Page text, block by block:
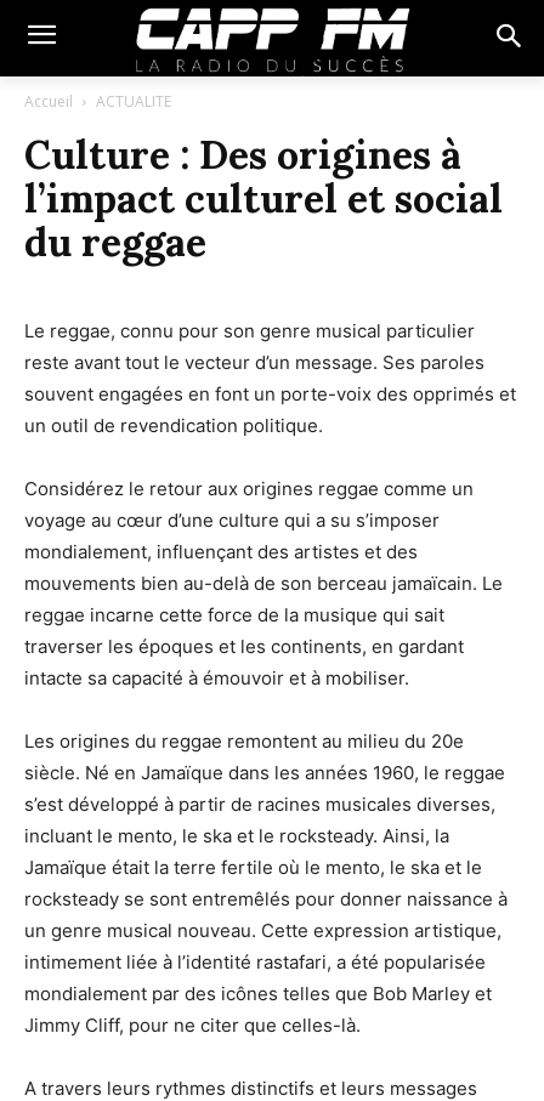
Accueil ACTUALITE
Culture : Des origines à
l’impact culturel et social
du reggae
Le reggae, connu pour son genre musical particulier
reste avant tout le vecteur d’un message. Ses paroles
souvent engagées en font un porte-voix des opprimés et
un outil de revendication politique.
Considérez le retour aux origines reggae comme un
voyage au cœur d’une culture qui a su s’imposer
mondialement, influençant des artistes et des
mouvements bien au-delà de son berceau jamaïcain. Le
reggae incarne cette force de la musique qui sait
traverser les époques et les continents, en gardant
intacte sa capacité à émouvoir et à mobiliser.
Les origines du reggae remontent au milieu du 20e
siècle. Né en Jamaïque dans les années 1960, le reggae
s’est développé à partir de racines musicales diverses,
incluant le mento, le ska et le rocksteady. Ainsi, la
Jamaïque était la terre fertile où le mento, le ska et le
rocksteady se sont entremêlés pour donner naissance à
un genre musical nouveau. Cette expression artistique,
intimement liée à l’identité rastafari, a été popularisée
mondialement par des icônes telles que Bob Marley et
Jimmy Cliff, pour ne citer que celles-là.
A travers leurs rythmes distinctifs et leurs messages